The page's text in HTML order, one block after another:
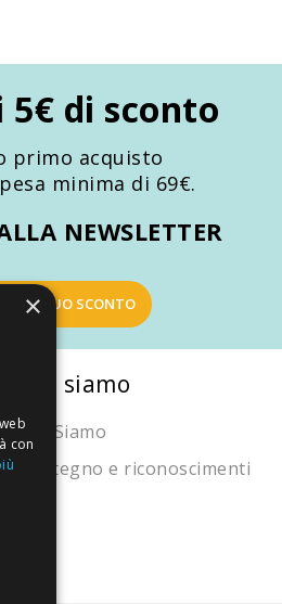
di sconto
primo acquisto
minima di 69€.
NEWSLETTER
IL TUO SCONTO
Chi siamo
Chi Siamo
Sostegno e riconoscimenti
×
con